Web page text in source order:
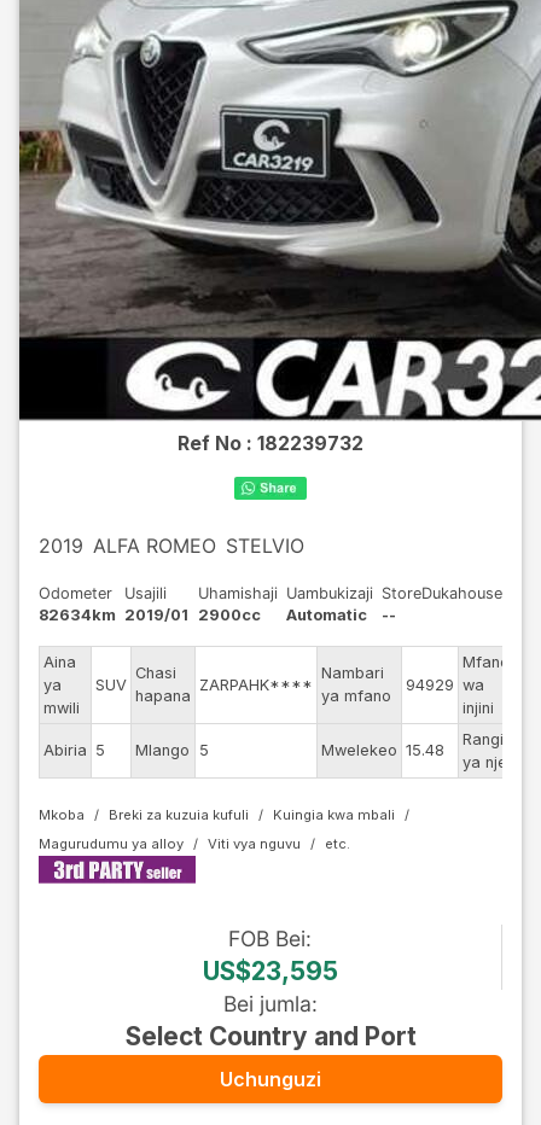
Ref No : 182239732
2019 ALFA ROMEO STELVIO
Odometer
82634km
Usajili
2019/01
Uhamishaji
2900cc
Uambukizaji
Automatic
StoreDukahouse
--
Aina
ya
mwili
SUV
Chasi
hapana
ZARPAHK****
Nambari
ya mfano
94929
Mfano
wa
injini
Abiria 5 Mlango 5 Mwelekeo 15.48
Rangi
ya nje
Mkoba Breki za kuzuia kufuli
Kuingia kwa mbali
Magurudumu ya alloy
Viti vya nguvu
FOB Bei:
US$23,595
Bei jumla:
Select Country and Port
Uchunguzi